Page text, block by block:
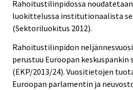
Rahoitustilinpidossa
luokittelussa institutionaalista
(Sektoriluokitus 2012).
Rahoitustilinpidon
perustuu Euroopan keskuspankin
(EKP/2013/24). Vuositietojen
Euroopan parlamentin ja